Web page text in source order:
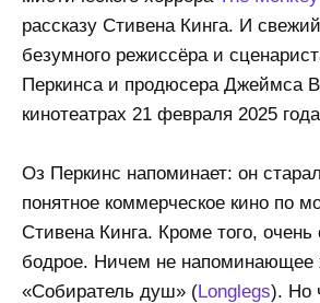
рассказу Стивена Кинга. И
безумного режиссёра и
Перкинса и продюсера Джеймса
кинотеатрах 21 февраля 2025
Оз Перкинс напоминает: он
понятное коммерческое кино по
Стивена Кинга. Кроме того,
бодрое. Ничем не напоминающее
«Собиратель душ» (Longlegs). Но